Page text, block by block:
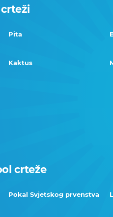
Pita
Kaktus
crteže
Pokal Svjetskog prvenstva